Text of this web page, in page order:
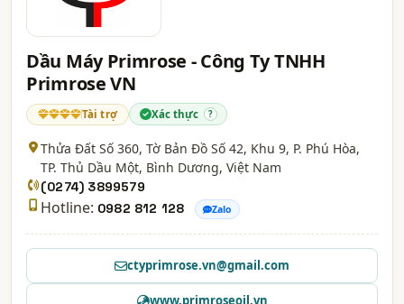
Dầu Máy Primrose - Công Ty TNHH
Primrose VN
Tài trợ Xác thực ?
Thửa Đất Số 360, Tờ Bản Đồ Số 42, Khu 9, P. Phú Hòa,
TP. Thủ Dầu Một, Bình Dương, Việt Nam
(0274) 3899579
Hotline: 0982 812 128 Zalo
ctyprimrose.vn@gmail.com
www.primroseoil.vn